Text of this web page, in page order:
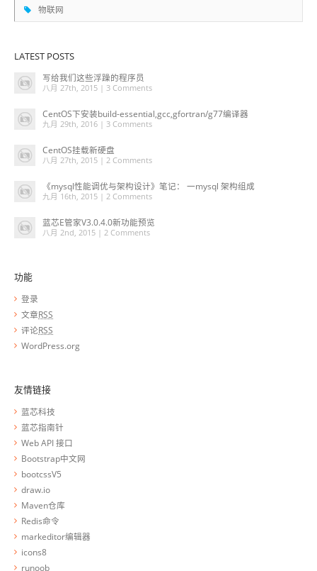
物联网
LATEST POSTS
写给我们这些浮躁的程序员
八月 27th, 2015 | 3 Comments
CentOS下安装build-essential,gcc,gfortran/g77编译器
九月 29th, 2016 | 3 Comments
CentOS挂载新硬盘
八月 27th, 2015 | 2 Comments
《mysql性能调优与架构设计》笔记： 一mysql 架构组成
九月 16th, 2015 | 2 Comments
蓝芯E管家V3.0.4.0新功能预览
八月 2nd, 2015 | 2 Comments
功能
登录
文章RSS
评论RSS
WordPress.org
友情链接
蓝芯科技
蓝芯指南针
Web API 接口
Bootstrap中文网
bootcssV5
draw.io
Maven仓库
Redis命令
markeditor编辑器
icons8
runoob